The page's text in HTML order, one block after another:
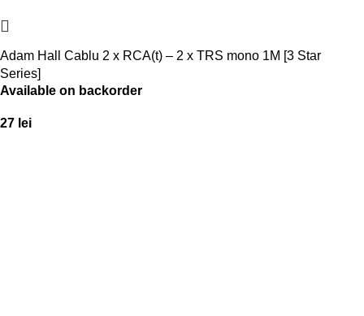
Adam Hall Cablu 2 x RCA(t) – 2 x TRS mono 1M [3 Star
Series]
Available on backorder
27 lei